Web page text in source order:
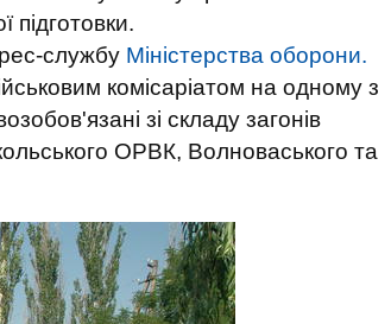
підготовки.
службу Міністерства оборони.
комісаріатом на одному з
зі складу загонів
ОРВК, Волноваського та